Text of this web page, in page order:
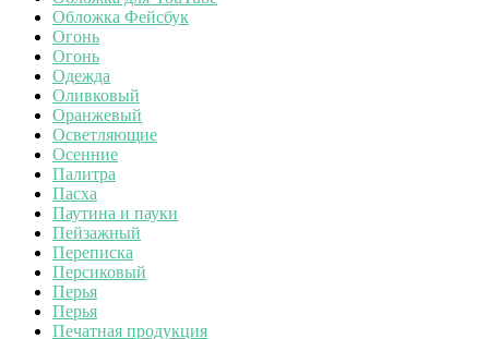
Обложка Фейсбук
Огонь
Огонь
Одежда
Оливковый
Оранжевый
Осветляющие
Осенние
Палитра
Пасха
Паутина и пауки
Пейзажный
Переписка
Персиковый
Перья
Перья
Печатная продукция